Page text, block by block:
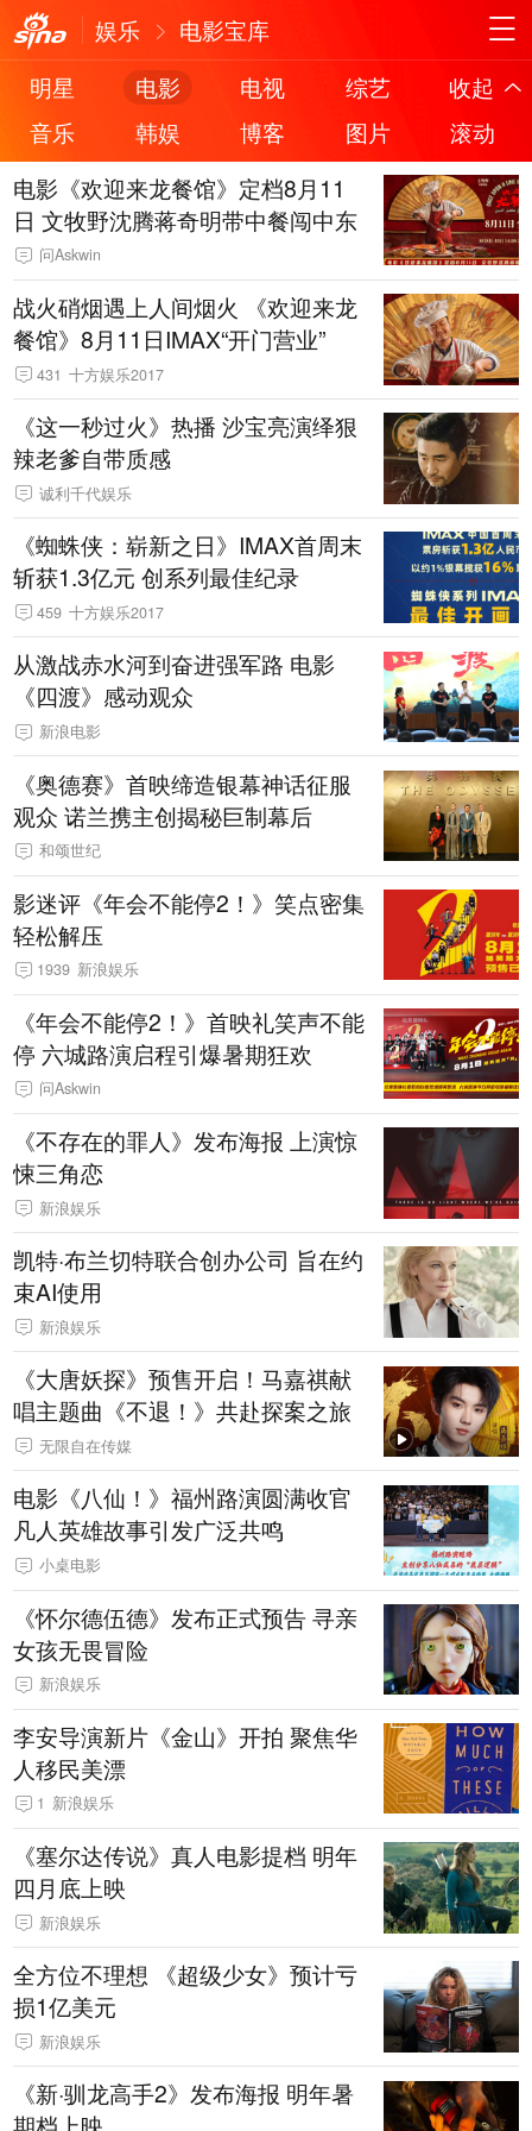
娱乐
电影宝库
明星
电影 电视 综艺
收起
音乐
韩娱 博客 图片
滚动
电影《欢迎来龙餐馆》定档8月11
日 文牧野沈腾蒋奇明带中餐闯中东
问Askwin
战火硝烟遇上人间烟火 《欢迎来龙
餐馆》8月11日IMAX“开门营业”
431 十方娱乐2017
《这一秒过火》热播 沙宝亮演绎狠
辣老爹自带质感
诚利千代娱乐
《蜘蛛侠：崭新之日》IMAX首周末
斩获1.3亿元 创系列最佳纪录
459 十方娱乐2017
从激战赤水河到奋进强军路 电影
《四渡》感动观众
新浪电影
《奥德赛》首映缔造银幕神话征服
观众 诺兰携主创揭秘巨制幕后
和颂世纪
影迷评《年会不能停2！》笑点密集
轻松解压
1939 新浪娱乐
《年会不能停2！》首映礼笑声不能
停 六城路演启程引爆暑期狂欢
问Askwin
《不存在的罪人》发布海报 上演惊
悚三角恋
新浪娱乐
凯特·布兰切特联合创办公司 旨在约
束AI使用
新浪娱乐
《大唐妖探》预售开启！马嘉祺献
唱主题曲《不退！》共赴探案之旅
无限自在传媒
电影《八仙！》福州路演圆满收官
凡人英雄故事引发广泛共鸣
小桌电影
《怀尔德伍德》发布正式预告 寻亲
女孩无畏冒险
新浪娱乐
李安导演新片《金山》开拍 聚焦华
人移民美漂
1 新浪娱乐
《塞尔达传说》真人电影提档 明年
四月底上映
新浪娱乐
全方位不理想 《超级少女》预计亏
损1亿美元
新浪娱乐
《新·驯龙高手2》发布海报 明年暑